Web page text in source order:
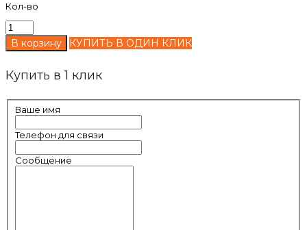
Кол-во
КУПИТЬ В ОДИН КЛИК
Купить в 1 клик
Ваше имя
Телефон для связи
Сообщение